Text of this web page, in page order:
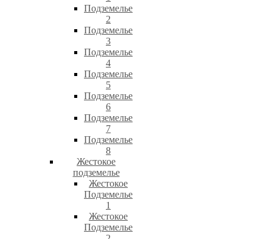
Подземелье
2
Подземелье
3
Подземелье
4
Подземелье
5
Подземелье
6
Подземелье
7
Подземелье
8
Жестокое
подземелье
Жестокое
Подземелье
1
Жестокое
Подземелье